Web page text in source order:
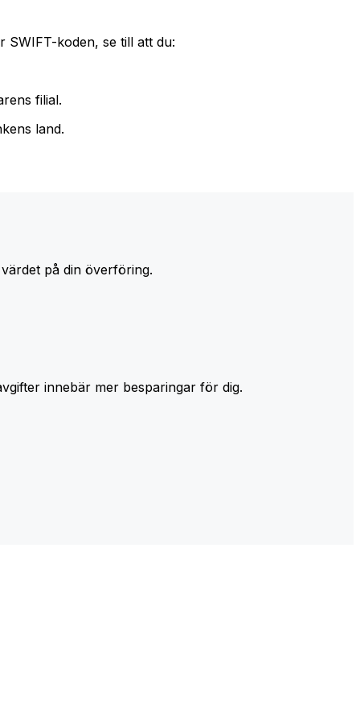
koden, se till att du:
filial.
land.
på din överföring.
innebär mer besparingar för dig.